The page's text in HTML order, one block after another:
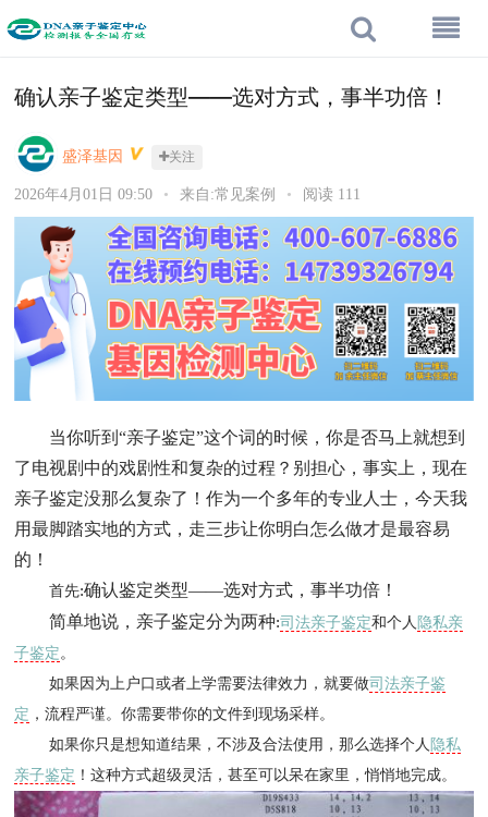
确认亲子鉴定类型——选对方式，事半功倍！
盛泽基因 关注
2026年4月01日 09:50 • 来自:常见案例 • 阅读 111
当你听到“亲子鉴定”这个词的时候，你是否马上就想到
了电视剧中的戏剧性和复杂的过程？别担心，事实上，现在
亲子鉴定没那么复杂了！作为一个多年的专业人士，今天我
用最脚踏实地的方式，走三步让你明白怎么做才是最容易
的！
首先:确认鉴定类型——选对方式，事半功倍！
简单地说，亲子鉴定分为两种:司法亲子鉴定和个人 隐私亲
子鉴定。
如果因为上户口或者上学需要法律效力，就要做司法亲子鉴
定 ，流程严谨。你需要带你的文件到现场采样。
如果你只是想知道结果，不涉及合法使用，那么选择个人 隐私
亲子鉴定 ！这种方式超级灵活，甚至可以呆在家里，悄悄地完成。